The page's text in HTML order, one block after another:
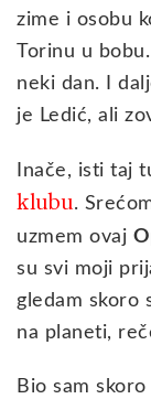
zime i osobu
Torinu u
neki dan. I
je Ledić, ali
Inače, isti taj
klubu.
uzmem ovaj
su svi moji
gledam skoro
na planeti,
Bio sam